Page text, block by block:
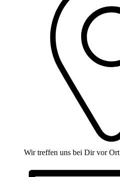
Wir treffen uns bei Dir vor Ort